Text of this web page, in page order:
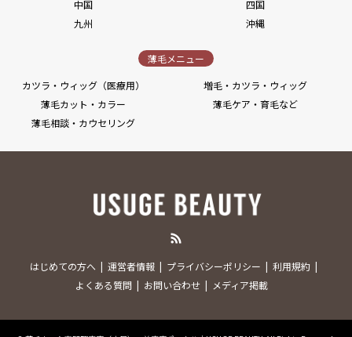
中国
四国
九州
沖縄
薄毛メニュー
カツラ・ウィッグ（医療用）
増毛・カツラ・ウィッグ
薄毛カット・カラー
薄毛ケア・育毛など
薄毛相談・カウセリング
はじめての方へ 運営者情報 プライバシーポリシー
利用規約
よくある質問
お問い合わせ メディア掲載